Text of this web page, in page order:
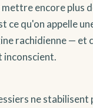
encore plus
ce qu'on appelle
rachidienne — et
inconscient.
ne stabilisent